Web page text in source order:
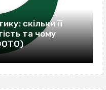
скільки її
та чому